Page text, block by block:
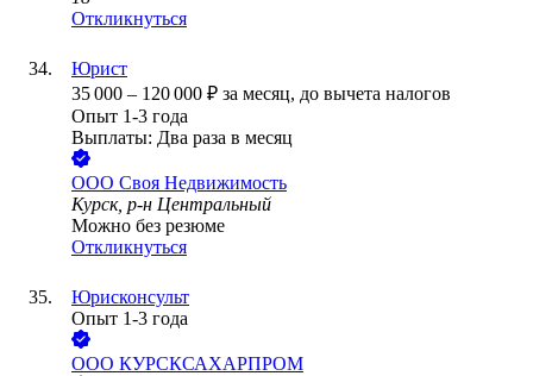
Откликнуться
Юрист
35 000 – 120 000 ₽ за месяц, до вычета налогов
Опыт 1-3 года
Выплаты: Два раза в месяц
ООО Своя Недвижимость
Курск, р-н Центральный
Можно без резюме
Откликнуться
Юрисконсульт
Опыт 1-3 года
ООО КУРСКСАХАРПРОМ